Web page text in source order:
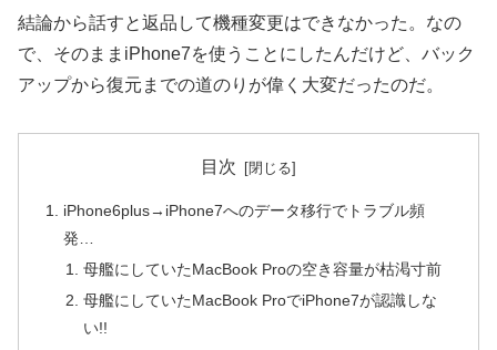
結論から話すと返品して機種変更はできなかった。なの
で、そのままiPhone7を使うことにしたんだけど、バック
アップから復元までの道のりが偉く大変だったのだ。
目次
iPhone6plus→iPhone7へのデータ移行でトラブル頻
発…
母艦にしていたMacBook Proの空き容量が枯渇寸前
母艦にしていたMacBook ProでiPhone7が認識しな
い!!